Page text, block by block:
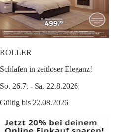
ROLLER
Schlafen in zeitloser Eleganz!
So. 26.7. - Sa. 22.8.2026
Gültig bis 22.08.2026